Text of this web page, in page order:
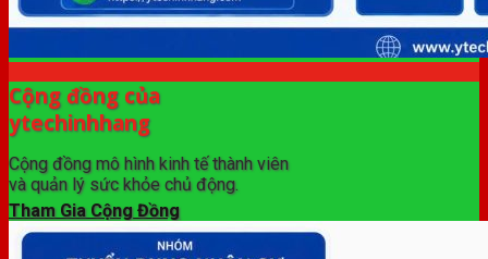
Cộng đồng của
ytechinhhang
Cộng đồng mô hình kinh tế thành viên
và quản lý sức khỏe chủ động.
Tham Gia Cộng Đồng